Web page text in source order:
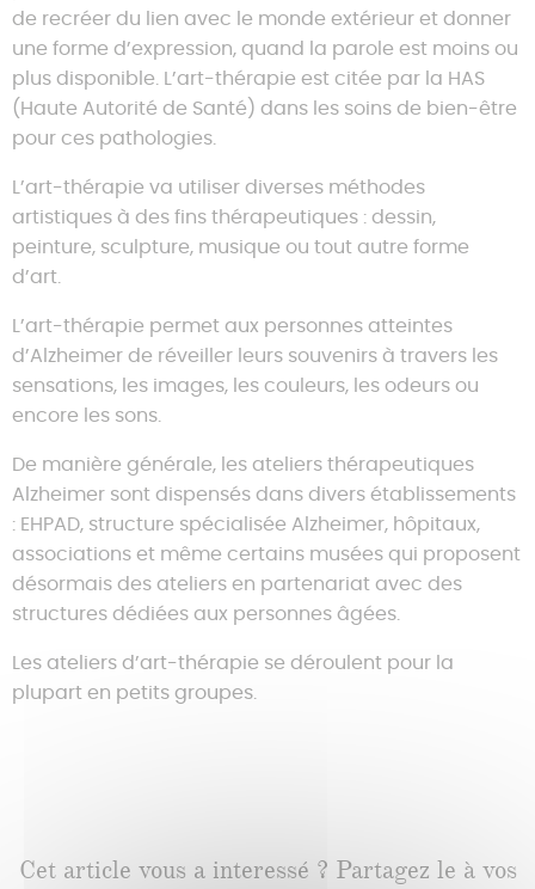
de recréer du lien avec le monde extérieur et donner
une forme d’expression, quand la parole est moins ou
plus disponible. L’art-thérapie est citée par la HAS
(Haute Autorité de Santé) dans les soins de bien-être
pour ces pathologies.
L’art-thérapie va utiliser diverses méthodes
artistiques à des fins thérapeutiques : dessin,
peinture, sculpture, musique ou tout autre forme
d’art.
L’art-thérapie permet aux personnes atteintes
d’Alzheimer de réveiller leurs souvenirs à travers les
sensations, les images, les couleurs, les odeurs ou
encore les sons.
De manière générale, les ateliers thérapeutiques
Alzheimer sont dispensés dans divers établissements
: EHPAD, structure spécialisée Alzheimer, hôpitaux,
associations et même certains musées qui proposent
désormais des ateliers en partenariat avec des
structures dédiées aux personnes âgées.
Les ateliers d’art-thérapie se déroulent pour la
plupart en petits groupes.
Cet article vous a interessé ? Partagez le à vos